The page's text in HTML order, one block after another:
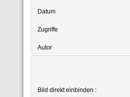
Datum
Zugriffe
Autor
Bild direkt einbinden :